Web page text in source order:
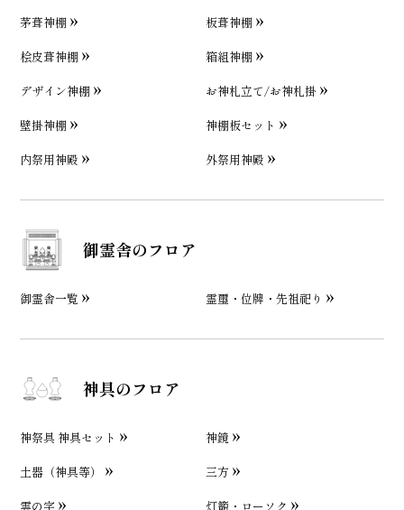
茅葺神棚
板葺神棚
桧皮葺神棚
箱組神棚
デザイン神棚
お神札立て/お神札掛
壁掛神棚
神棚板セット
内祭用神殿
外祭用神殿
御霊舎のフロア
御霊舎一覧 霊璽・位牌・先祖祀り
神具のフロア
神祭具 神具セット
神鏡
土器（神具等）
三方
雲の字
灯籠・ローソク